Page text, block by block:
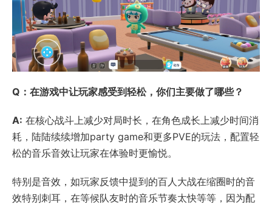
Q：在游戏中让玩家感受到轻松，你们主要做了哪些？
A: 在核心战斗上减少对局时长，在角色成长上减少时间消
耗，陆陆续续增加party game和更多PVE的玩法，配置轻
松的音乐音效让玩家在体验时更愉悦。
特别是音效，如玩家反馈中提到的百人大战在缩圈时的音
效特别刺耳，在等候队友时的音乐节奏太快等等，因为配